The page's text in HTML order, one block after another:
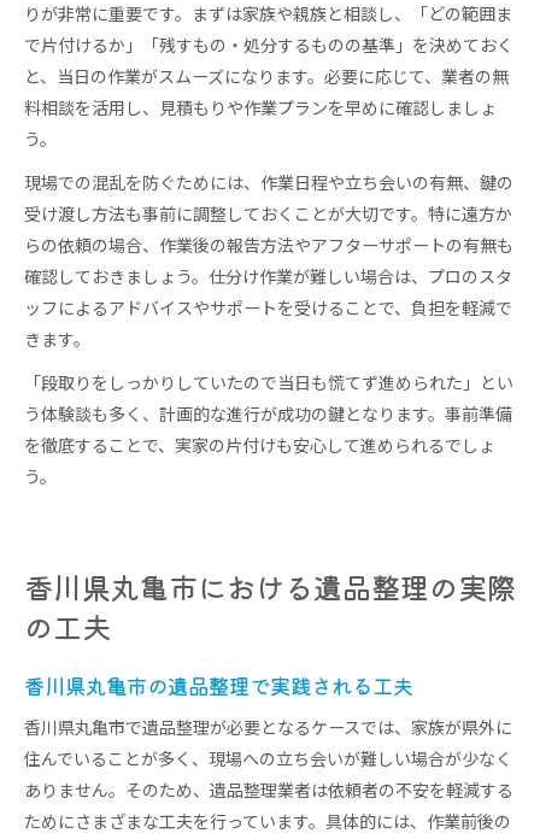
りが非常に重要です。まずは家族や親族と相談し、「どの範囲ま
で片付けるか」「残すもの・処分するものの基準」を決めておく
と、当日の作業がスムーズになります。必要に応じて、業者の無
料相談を活用し、見積もりや作業プランを早めに確認しましょ
う。
現場での混乱を防ぐためには、作業日程や立ち会いの有無、鍵の
受け渡し方法も事前に調整しておくことが大切です。特に遠方か
らの依頼の場合、作業後の報告方法やアフターサポートの有無も
確認しておきましょう。仕分け作業が難しい場合は、プロのスタ
ッフによるアドバイスやサポートを受けることで、負担を軽減で
きます。
「段取りをしっかりしていたので当日も慌てず進められた」とい
う体験談も多く、計画的な進行が成功の鍵となります。事前準備
を徹底することで、実家の片付けも安心して進められるでしょ
う。
香川県丸亀市における遺品整理の実際
の工夫
香川県丸亀市の遺品整理で実践される工夫
香川県丸亀市で遺品整理が必要となるケースでは、家族が県外に
住んでいることが多く、現場への立ち会いが難しい場合が少なく
ありません。そのため、遺品整理業者は依頼者の不安を軽減する
ためにさまざまな工夫を行っています。具体的には、作業前後の